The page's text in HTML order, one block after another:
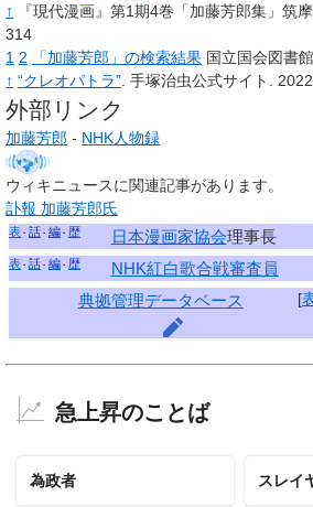
↑
『現代漫画』第1期4巻「加藤芳郎集」筑
314
1 2 「加藤芳郎」の検索結果 国立国会図書
↑ “クレオパトラ” . 手塚治虫公式サイト .
外部リンク
加藤芳郎 - NHK人物録
ウィキニュースに関連記事があります。
訃報 加藤芳郎氏
表 話 編 歴 日本漫画家協会理事長
表 話 編 歴 NHK紅白歌合戦審査員
[
典拠管理データベース
急上昇のことば
為政者 スレイ